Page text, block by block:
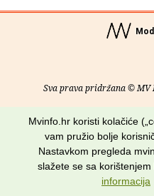
Sva prava pridržana © MV
O nama • Pomoć•
Mvinfo.hr koristi kolačiće
vam pružio bolje
Nastavkom pregleda
slažete se sa korištenjem
informacija